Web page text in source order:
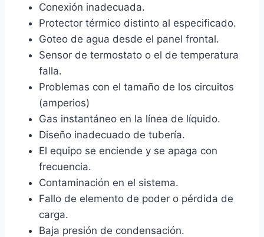
Conexión inadecuada.
Protector térmico distinto al especificado.
Goteo de agua desde el panel frontal.
Sensor de termostato o el de temperatura
falla.
Problemas con el tamaño de los circuitos
(amperios)
Gas instantáneo en la línea de líquido.
Diseño inadecuado de tubería.
El equipo se enciende y se apaga con
frecuencia.
Contaminación en el sistema.
Fallo de elemento de poder o pérdida de
carga.
Baja presión de condensación.